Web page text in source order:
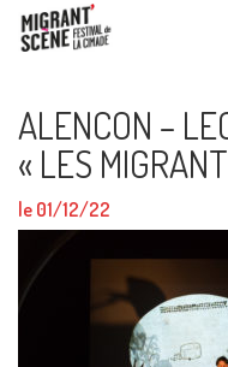
ALENCON –
« LES
le 01/12/22